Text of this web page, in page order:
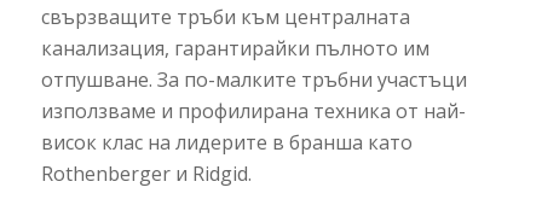
свързващите тръби към централната
канализация, гарантирайки пълното им
отпушване. За по-малките тръбни участъци
използваме и профилирана техника от най-
висок клас на лидерите в бранша като
Rothenberger и Ridgid.